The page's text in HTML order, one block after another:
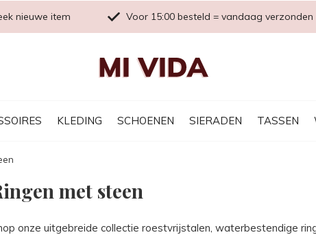
KLEDING SCHOENEN SIERADEN TASSEN
nieuwe item Voor 15:00 besteld = vandaag verzonden
met steen
onze uitgebreide collectie roestvrijstalen, waterbestendige